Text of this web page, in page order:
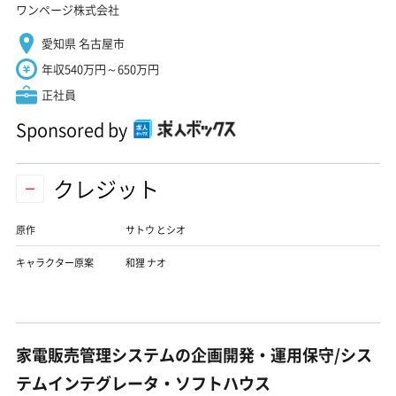
ワンページ株式会社
愛知県 名古屋市
年収540万円～650万円
正社員
Sponsored by
クレジット
原作 サトウ とシオ
キャラクター原案 和狸 ナオ
家電販売管理システムの企画開発・運用保守/シス
テムインテグレータ・ソフトハウス